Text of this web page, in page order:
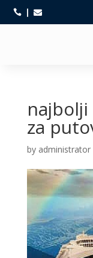
 
za
by administrator